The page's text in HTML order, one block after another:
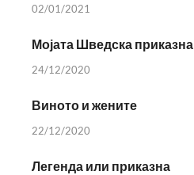
02/01/2021
Мојата Шведска приказна
24/12/2020
Виното и жените
22/12/2020
Легенда или приказна